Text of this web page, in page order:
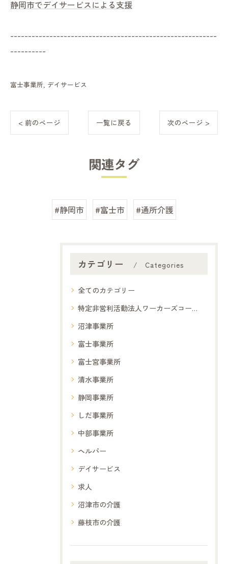
静岡市でデイサービスによる支援
----------------------------------------------------------
----------
富士事業所 デイサービス
< 前のページ 一覧に戻る 次のページ >
関連タグ
#静岡市 #富士市 #通所介護
カテゴリー Categories
全てのカテゴリー
特定非営利活動法人ワーカーズコープ夢コープ
沼津事業所
富士事業所
富士宮事業所
清水事業所
静岡事業所
しだ事業所
中部事業所
ヘルパー
デイサービス
求人
沼津市の介護
藤枝市の介護